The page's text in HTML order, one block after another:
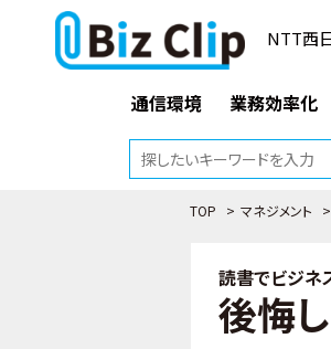
NTT西
通信環境 業務効率化
TOP > マネジメント >
読書でビジネ
後悔